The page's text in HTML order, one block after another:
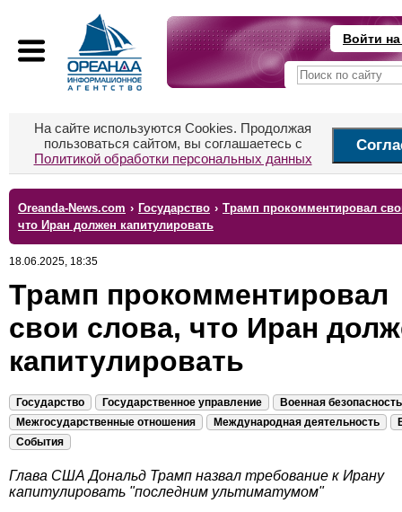
Войти
На сайте используются Cookies. Продолжая
пользоваться сайтом, вы соглашаетесь с
Политикой обработки персональных данных
Oreanda-News.com › Государство › Трамп прокомментировал
что Иран должен капитулировать
18.06.2025, 18:35
Трамп прокомментировал
свои слова, что Иран
капитулировать
Государство Государственное управление
Военная безопасность
Межгосударственные отношения
Международная деятельность
События
Глава США Дональд Трамп назвал требование к Ирану
капитулировать "последним ультиматумом"